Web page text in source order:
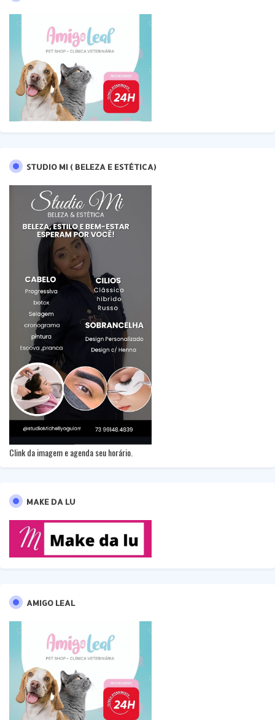
STUDIO MI ( BELEZA E ESTÉTICA)
Clink da imagem e agenda seu horário.
MAKE DA LU
AMIGO LEAL